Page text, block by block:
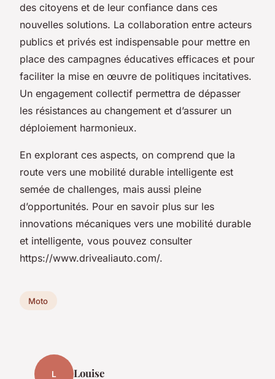
des citoyens et de leur confiance dans ces
nouvelles solutions. La collaboration entre acteurs
publics et privés est indispensable pour mettre en
place des campagnes éducatives efficaces et pour
faciliter la mise en œuvre de politiques incitatives.
Un engagement collectif permettra de dépasser
les résistances au changement et d’assurer un
déploiement harmonieux.
En explorant ces aspects, on comprend que la
route vers une mobilité durable intelligente est
semée de challenges, mais aussi pleine
d’opportunités. Pour en savoir plus sur les
innovations mécaniques vers une mobilité durable
et intelligente, vous pouvez consulter
https://www.drivealiauto.com/.
Moto
L Louise